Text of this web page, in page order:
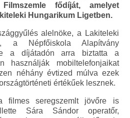
fődíját, amelyet
Hungarikum Ligetben.
alelnöke, a Lakiteleki
a Népfőiskola Alapítvány
a díjátadón arra biztatta a
használják mobiltelefonjaikat
néhány évtized múlva ezek
értékűek lesznek.
filmes seregszemlt jövőre is
Sára Sándor operatőr,